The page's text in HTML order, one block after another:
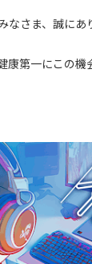
なさま、誠にあ
康第一にこの機